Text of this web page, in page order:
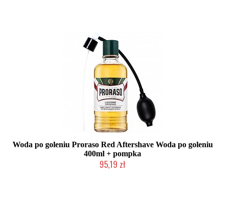
Woda po goleniu Proraso Red Aftershave Woda po goleniu
400ml + pompka
95,19 zł